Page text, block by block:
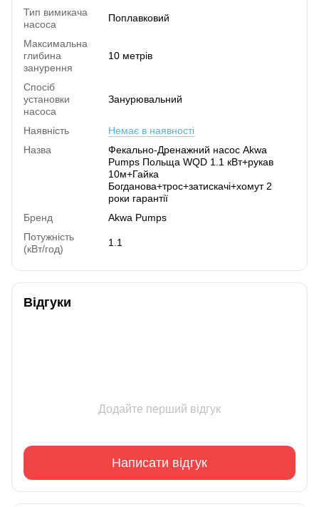
Тип вимикача
насоса
Поплавковий
Максимальна
глибина
занурення
10 метрів
Спосіб
установки
насоса
Занурювальний
Наявність
Немає в наявності
Назва
Фекально-Дренажний насос Akwa
Pumps Польща WQD 1.1 кВт+рукав
10м+Гайка
Богданова+трос+затискачі+хомут 2
роки гарантії
Бренд
Akwa Pumps
Потужність
(кВт/год)
1.1
Відгуки
Додайте перший відгук
Написати відгук